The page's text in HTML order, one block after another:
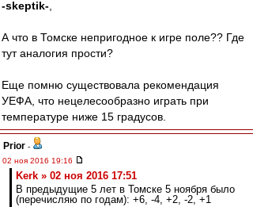
-skeptik-
А что в Томске непригодное к игре поле?? Где
тут аналогия прости?
Еще помню существовала рекомендация
УЕФА, что нецелесообразно играть при
температуре ниже 15 градусов.
Prior -
02 ноя 2016 19:16
Kerk » 02 ноя 2016 17:51
В предыдущие 5 лет в Томске 5 ноября было
(перечисляю по годам): +6, -4, +2, -2, +1